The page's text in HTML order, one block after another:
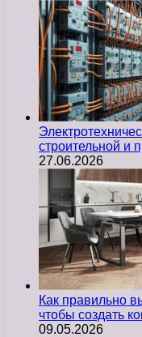
строительной и
27.06.2026
Как правильно
чтобы создать
09.05.2026